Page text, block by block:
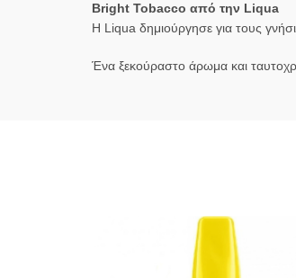
Bright Tobacco από την Liqua
Η Liqua δημιούργησε για τους
Ένα ξεκούραστο άρωμα και